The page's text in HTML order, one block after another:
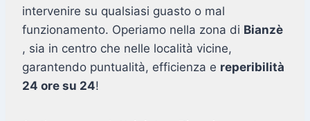
intervenire su qualsiasi guasto o mal
funzionamento. Operiamo nella zona di Bianzè
, sia in centro che nelle località vicine,
garantendo puntualità, efficienza e reperibilità
24 ore su 24!